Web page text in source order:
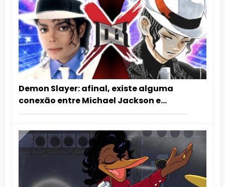
Demon Slayer: afinal, existe alguma
conexão entre Michael Jackson e
Muzan?